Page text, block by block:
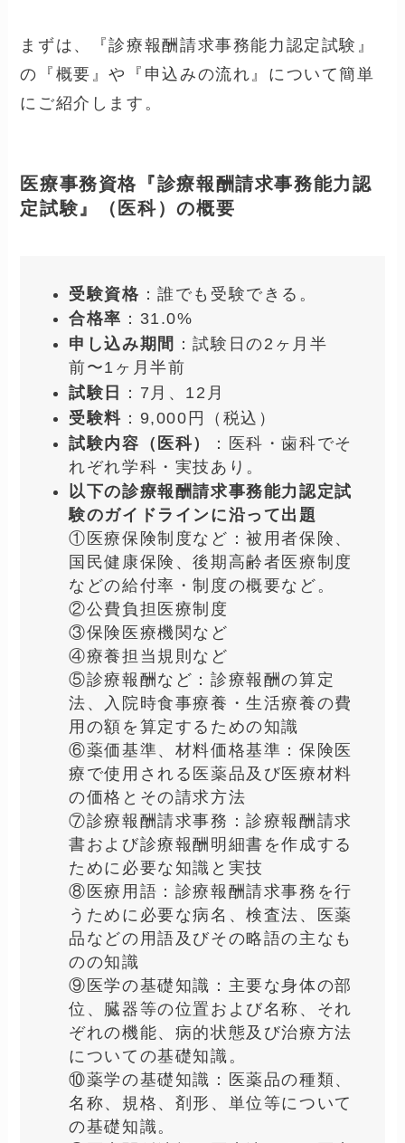
おすすめの医療事務資格『診療報酬請求
事務能力認定試験』の試験概要や取得方
法のご紹介
まずは、『診療報酬請求事務能力認定試験』
の『概要』や『申込みの流れ』について簡単
にご紹介します。
医療事務資格『診療報酬請求事務能力認
定試験』（医科）の概要
受験資格 ：誰でも受験できる。
合格率 ：31.0%
申し込み期間 ：試験日の2ヶ月半
前〜1ヶ月半前
試験日 ：7月、12月
受験料：9,000円（税込）
試験内容（医科） ：医科・歯科でそ
れぞれ学科・実技あり。
以下の診療報酬請求事務能力認定試
験のガイドラインに沿って出題
①医療保険制度など：被用者保険、
国民健康保険、後期高齢者医療制度
などの給付率・制度の概要など。
②公費負担医療制度
③保険医療機関など
④療養担当規則など
⑤診療報酬など：診療報酬の算定
法、入院時食事療養・生活療養の費
用の額を算定するための知識